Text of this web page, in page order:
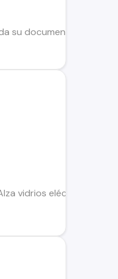
su documentación al
vidrios eléctricos •